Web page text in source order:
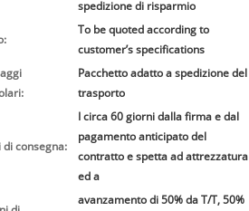
spedizione di risparmio
To be quoted according to
customer’s specifications
Pacchetto adatto a spedizione del
trasporto
di consegna:
I circa 60 giorni dalla firma e dal
pagamento anticipato del
contratto e spetta ad attrezzatura
ed a
avanzamento di 50% da T/T, 50%